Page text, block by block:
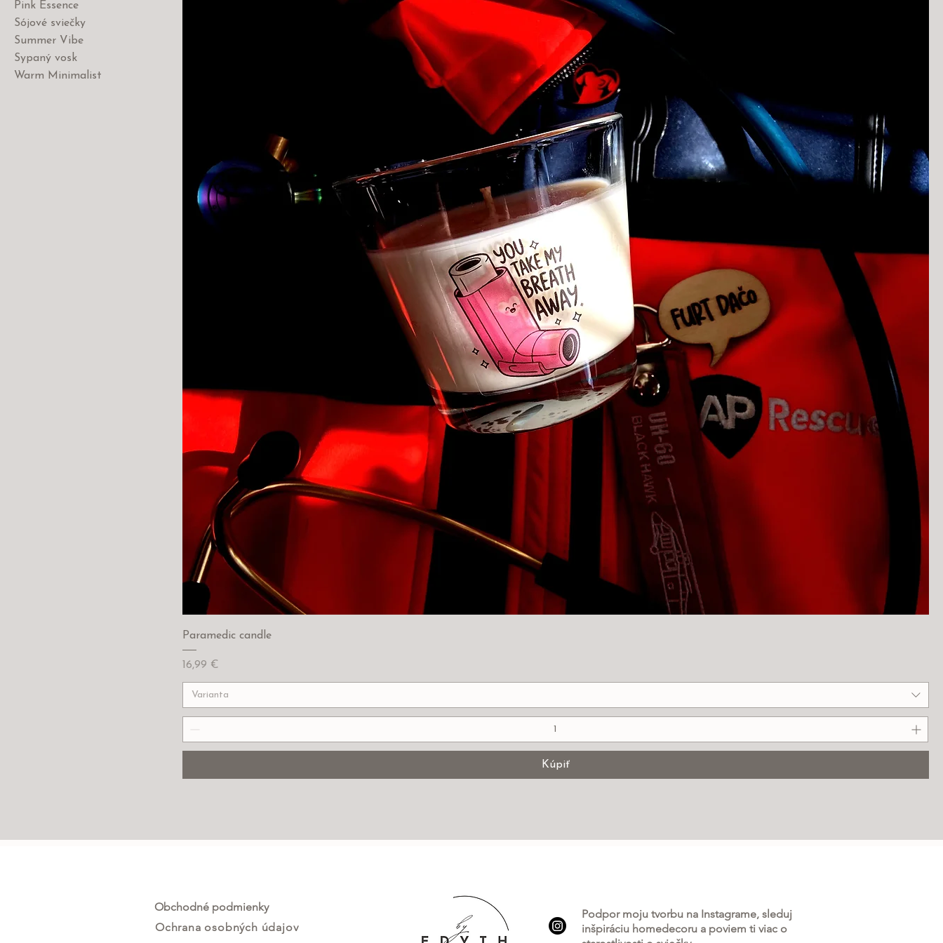
Pink Essence
Sójové sviečky
Summer Vibe
Sypaný vosk
Warm Minimalist
Paramedic candle
Cena
16,99 €
Varianta
Kúpiť
Obchodné podmienky
Ochrana osobných údajov
Podpor moju tvorbu na Instagrame, sleduj
inšpiráciu homedecoru a poviem ti viac o